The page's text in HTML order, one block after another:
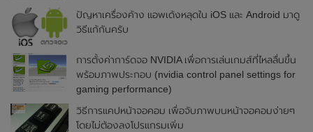
ปัญหาเครื่องค้าง แอพเด้งหลุดใน iOS และ Android มาดู
วิธีแก้กันครับ
การตั้งค่าการ์ดจอ NVIDIA เพื่อการเล่นเกมส์ที่ไหลลื่นขึ้น
พร้อมภาพประกอบ (nvidia control panel settings for
gaming performance)
วิธีการแคปหน้าจอคอม เพื่อจับภาพบนหน้าจอคอมง่ายๆ
โดยไม่ต้องลงโปรแกรมเพิ่ม